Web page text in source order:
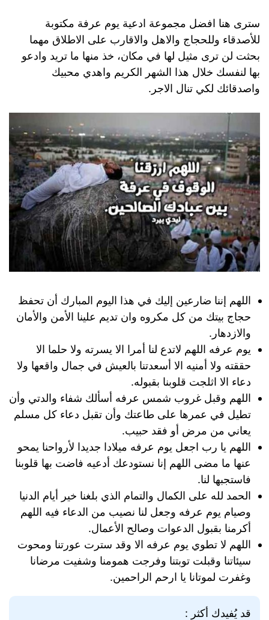
سترى هنا افضل مجموعة ادعية يوم عرفة مكتوبة
للأصدقاء وللحجاج والاهل والاقارب على الاطلاق مهما
بحثت لن ترى مثيل لها في مكان، خذ منها ما تريد وادعو
بها لنفسك خلال هذا الشهر الكريم واهدي محبيك
واصدقائك لكي تنال الاجر.
اللهم إننا ضارعين إليك في هذا اليوم المبارك أن تحفظ
حجاج بيتك من كل مكروه وان تديم علينا الأمن والأمان
والازدهار.
يوم عرفه اللهم لاتدع لنا أمرا الا يسرته ولا حلما الا
حققته ولا أمنيه الا أسعدتنا بالعيش في جمال واقعها ولا
دعاء الا اثلجت قلوبنا بقبوله.
اللهم وقبل غروب شمس عرفه أسألك شفاء والدتي وأن
تطيل في عمرها على طاعتك وأن تقبل دعاء كل مسلم
يعاني من مرض أو فقد حبيب.
اللهم يا رب اجعل يوم عرفه ميلادا جديدا لأرواحنا يمحو
عنها ما مضى اللهم إنا نستودعك أدعيه فاضت بها قلوبنا
فاستجبها لنا.
الحمد لله على الكمال والتمام الذي بلغنا خير أيام الدنيا
وصيام يوم عرفه وجعل لنا نصيب من الدعاء فيه اللهم
أكرمنا بقبول الدعوات وصالح الأعمال.
اللهم لا تطوي يوم عرفه الا وقد سترت عورتنا ومحوت
سيئاتنا وقبلت توبتنا وفرجت همومنا وشفيت مرضانا
وغفرت لموتانا يا ارحم الراحمين.
قد يُفيدك أكثر :